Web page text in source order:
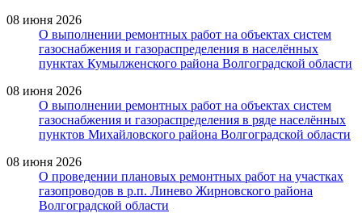
08 июня 2026
О выполнении ремонтных работ на объектах систем
газоснабжения и газораспределения в населённых
пунктах Кумылженского района Волгоградской области
08 июня 2026
О выполнении ремонтных работ на объектах систем
газоснабжения и газораспределения в ряде населённых
пунктов Михайловского района Волгоградской области
08 июня 2026
О проведении плановых ремонтных работ на участках
газопроводов в р.п. Линево Жирновского района
Волгоградской области